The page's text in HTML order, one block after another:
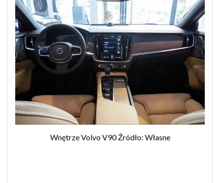
Wnętrze Volvo V90 Źródło: Własne